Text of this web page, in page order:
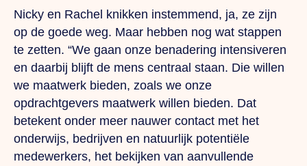
Nicky en Rachel knikken instemmend, ja, ze zijn
op de goede weg. Maar hebben nog wat stappen
te zetten. “We gaan onze benadering intensiveren
en daarbij blijft de mens centraal staan. Die willen
we maatwerk bieden, zoals we onze
opdrachtgevers maatwerk willen bieden. Dat
betekent onder meer nauwer contact met het
onderwijs, bedrijven en natuurlijk potentiële
medewerkers, het bekijken van aanvullende